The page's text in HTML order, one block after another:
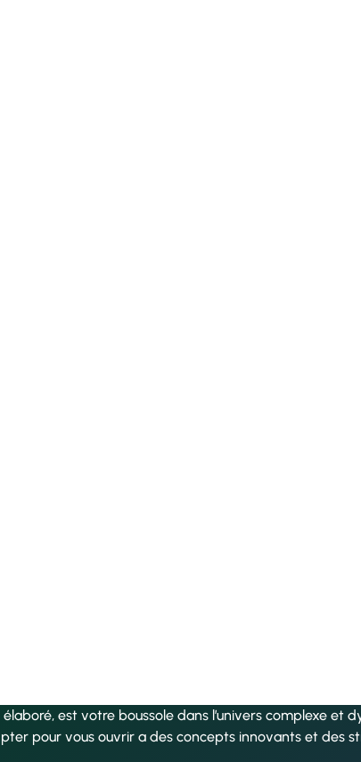
est votre boussole dans l’univers complexe
pour vous ouvrir a des concepts innovants et des